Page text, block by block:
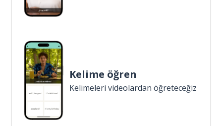
Kelime öğren
Kelimeleri videolardan öğreteceğiz